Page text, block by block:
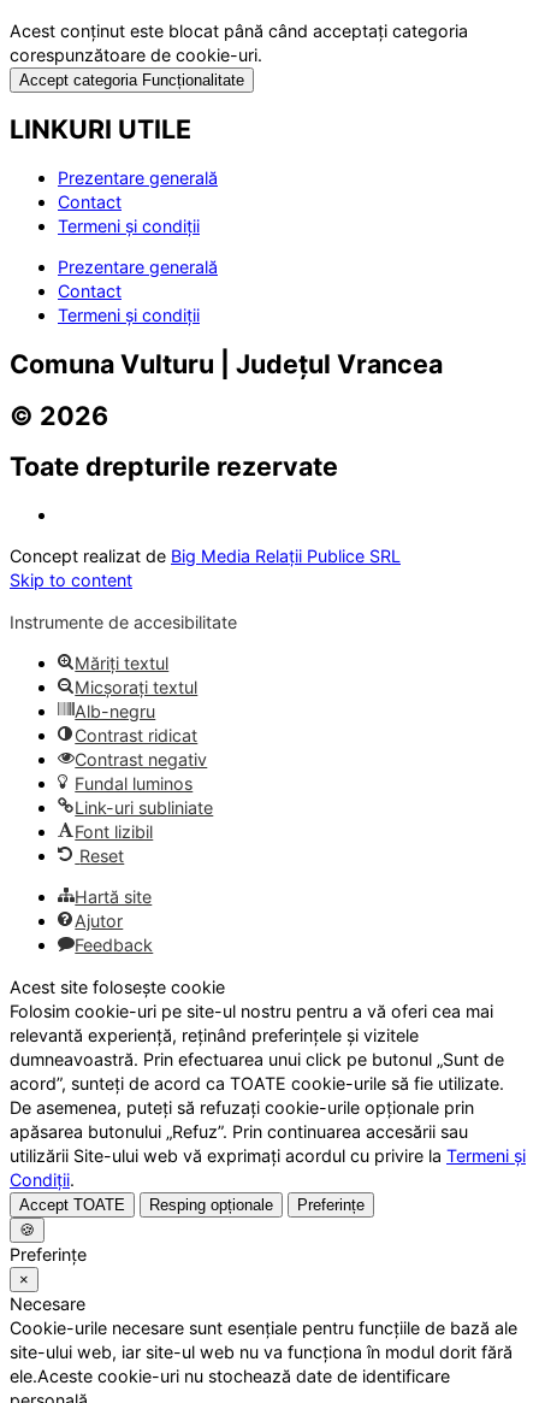
Acest conținut este blocat până când acceptați categoria
corespunzătoare de cookie-uri.
Accept categoria Funcționalitate
LINKURI UTILE
Prezentare generală
Contact
Termeni și condiții
Prezentare generală
Contact
Termeni și condiții
Comuna Vulturu | Județul Vrancea
© 2026
Toate drepturile rezervate
Concept realizat de Big Media Relații Publice SRL
Skip to content
Instrumente de accesibilitate
Măriți textul
Micșorați textul
Alb-negru
Contrast ridicat
Contrast negativ
Fundal luminos
Link-uri subliniate
Font lizibil
Reset
Hartă site
Ajutor
Feedback
Acest site folosește cookie
Folosim cookie-uri pe site-ul nostru pentru a vă oferi cea mai
relevantă experiență, reținând preferințele și vizitele
dumneavoastră. Prin efectuarea unui click pe butonul „Sunt de
acord”, sunteți de acord ca TOATE cookie-urile să fie utilizate.
De asemenea, puteți să refuzați cookie-urile opționale prin
apăsarea butonului „Refuz”. Prin continuarea accesării sau
utilizării Site-ului web vă exprimați acordul cu privire la Termeni și
Condiții.
Accept TOATE Resping opționale
Preferințe
🍪
Preferințe
×
Necesare
Cookie-urile necesare sunt esențiale pentru funcțiile de bază ale
site-ului web, iar site-ul web nu va funcționa în modul dorit fără
ele.Aceste cookie-uri nu stochează date de identificare